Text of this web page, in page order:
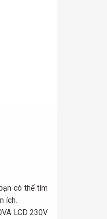
có thể tìm
ích.
LCD 230V